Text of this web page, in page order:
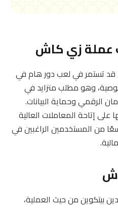
عملة زي كاش
قد تستمر في لعب دور هام في
وهو مطلب متزايد في
الرقمي وحماية البيانات.
على إتاحة المعاملات العالية
من المستخدمين الراغبين في
بيتكوين من حيث العملية،